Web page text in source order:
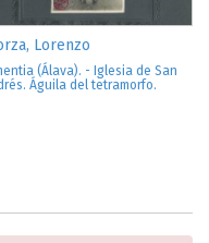
Lorenzo
(Álava). - Iglesia de San
Águila del tetramorfo.